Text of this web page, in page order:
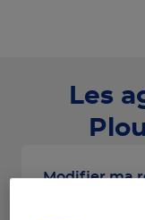
Les
Modifier ma